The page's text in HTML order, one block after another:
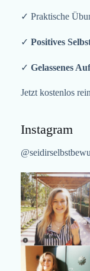
✓ Praktische
✓ Positives
✓ Gelassenes
Jetzt kostenlos
Instagram